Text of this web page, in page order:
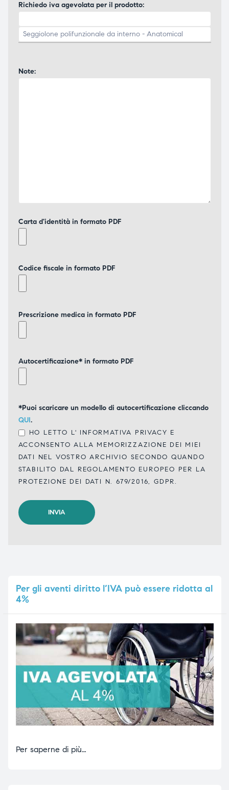
Richiedo iva agevolata per il prodotto:
Note:
Carta d'identità in formato PDF
Codice fiscale in formato PDF
Prescrizione medica in formato PDF
Autocertificazione* in formato PDF
*Puoi scaricare un modello di autocertificazione cliccando
QUI.
HO LETTO L' INFORMATIVA PRIVACY E
ACCONSENTO ALLA MEMORIZZAZIONE DEI MIEI
DATI NEL VOSTRO ARCHIVIO SECONDO QUANDO
STABILITO DAL REGOLAMENTO EUROPEO PER LA
PROTEZIONE DEI DATI N. 679/2016, GDPR.
Pergli aventi diritto l’IVA può essere ridotta al
4%
Per saperne di più…